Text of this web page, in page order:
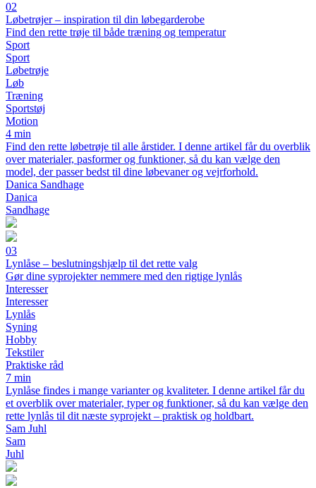
02
Løbetrøjer – inspiration til din løbegarderobe
Find den rette trøje til både træning og temperatur
Sport
Sport
Løbetrøje
Løb
Træning
Sportstøj
Motion
4 min
Find den rette løbetrøje til alle årstider. I denne artikel får du overblik
over materialer, pasformer og funktioner, så du kan vælge den
model, der passer bedst til dine løbevaner og vejrforhold.
Danica Sandhage
Danica
Sandhage
03
Lynlåse – beslutningshjælp til det rette valg
Gør dine syprojekter nemmere med den rigtige lynlås
Interesser
Interesser
Lynlås
Syning
Hobby
Tekstiler
Praktiske råd
7 min
Lynlåse findes i mange varianter og kvaliteter. I denne artikel får du
et overblik over materialer, typer og funktioner, så du kan vælge den
rette lynlås til dit næste syprojekt – praktisk og holdbart.
Sam Juhl
Sam
Juhl